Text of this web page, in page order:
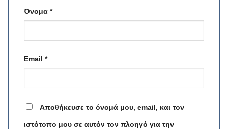
Όνομα *
Email *
Αποθήκευσε το όνομά μου, email, και τον
ιστότοπο μου σε αυτόν τον πλοηγό για την